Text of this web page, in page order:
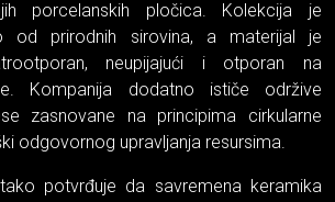
porcelanskih pločica. Kolekcija je
od prirodnih sirovina, a materijal je
neupijajući i otporan na
Kompanija dodatno ističe održive
zasnovane na principima cirkularne
odgovornog upravljanja resursima.
potvrđuje da savremena keramika